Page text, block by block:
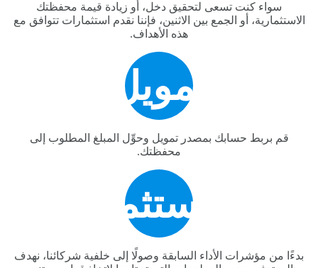
سواء كنت تسعى لتحقيق دخل، أو زيادة قيمة محفظتك
الاستثمارية، أو الجمع بين الاثنين، فإننا نقدم استثمارات تتوافق مع
هذه الأهداف.
تمويل
قم بربط حسابك بمصدر تمويل وحوِّل المبلغ المطلوب إلى
محفظتك.
الاستثمار
بدءًا من مؤشرات الأداء السابقة وصولًا إلى خلفية شركائنا، نهدف